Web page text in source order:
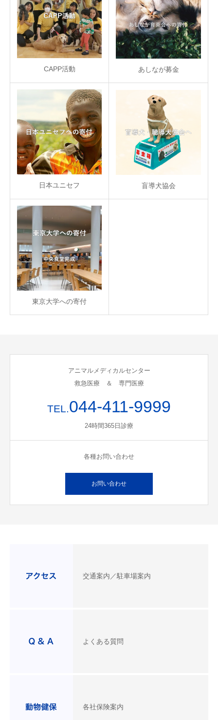
CAPP活動 あしなが募金
日本ユニセフ 盲導犬協会
東京大学への寄付
アニマルメディカルセンター
救急医療 ＆ 専門医療
TEL.044-411-9999
24時間365日診療
各種お問い合わせ
お問い合わせ
交通案内／駐車場案内
よくある質問
各社保険案内